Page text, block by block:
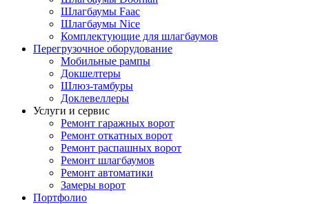
Шлагбаумы Faac
Шлагбаумы Nice
Комплектующие для шлагбаумов
Перегрузочное оборудование
Мобильные рампы
Докшелтеры
Шлюз-тамбуры
Доклевеллеры
Услуги и сервис
Ремонт гаражных ворот
Ремонт откатных ворот
Ремонт распашных ворот
Ремонт шлагбаумов
Ремонт автоматики
Замеры ворот
Портфолио